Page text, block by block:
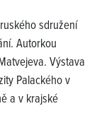
sdružení
Autorkou
Výstava
Palackého v
a v krajské